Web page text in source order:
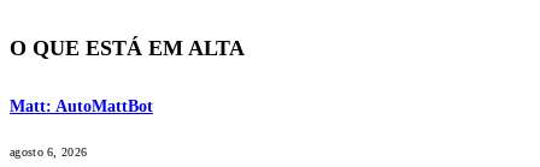
O QUE ESTÁ EM ALTA
Matt: AutoMattBot
agosto 6, 2026